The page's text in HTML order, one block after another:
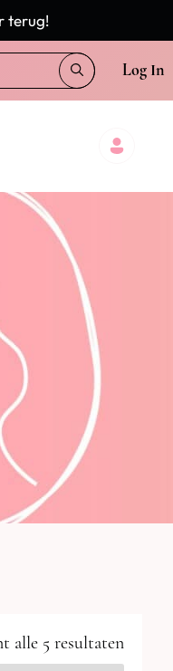
terug!
Log In
alle 5 resultaten